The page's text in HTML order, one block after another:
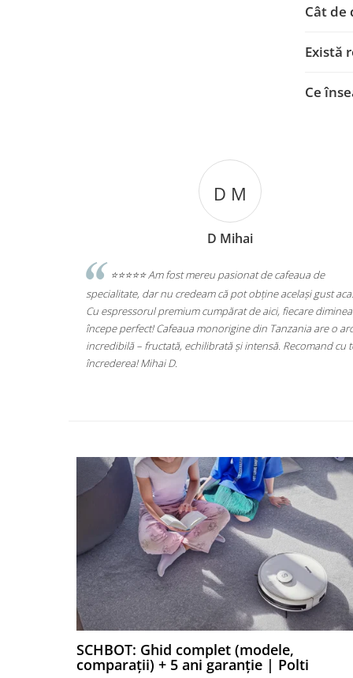
Cât de
Există
Ce
D M
D Mihai
⭐️⭐️⭐️⭐️⭐️ Am fost mereu pasionat de cafeaua de
specialitate, dar nu credeam că pot obține același gust
Cu espressorul premium cumpărat de aici, fiecare
începe perfect! Cafeaua monorigine din Tanzania are o
incredibilă – fructată, echilibrată și intensă. Recomand cu
încrederea! Mihai D.
SCHBOT: Ghid complet (modele,
comparații) + 5 ani garanție | Polti